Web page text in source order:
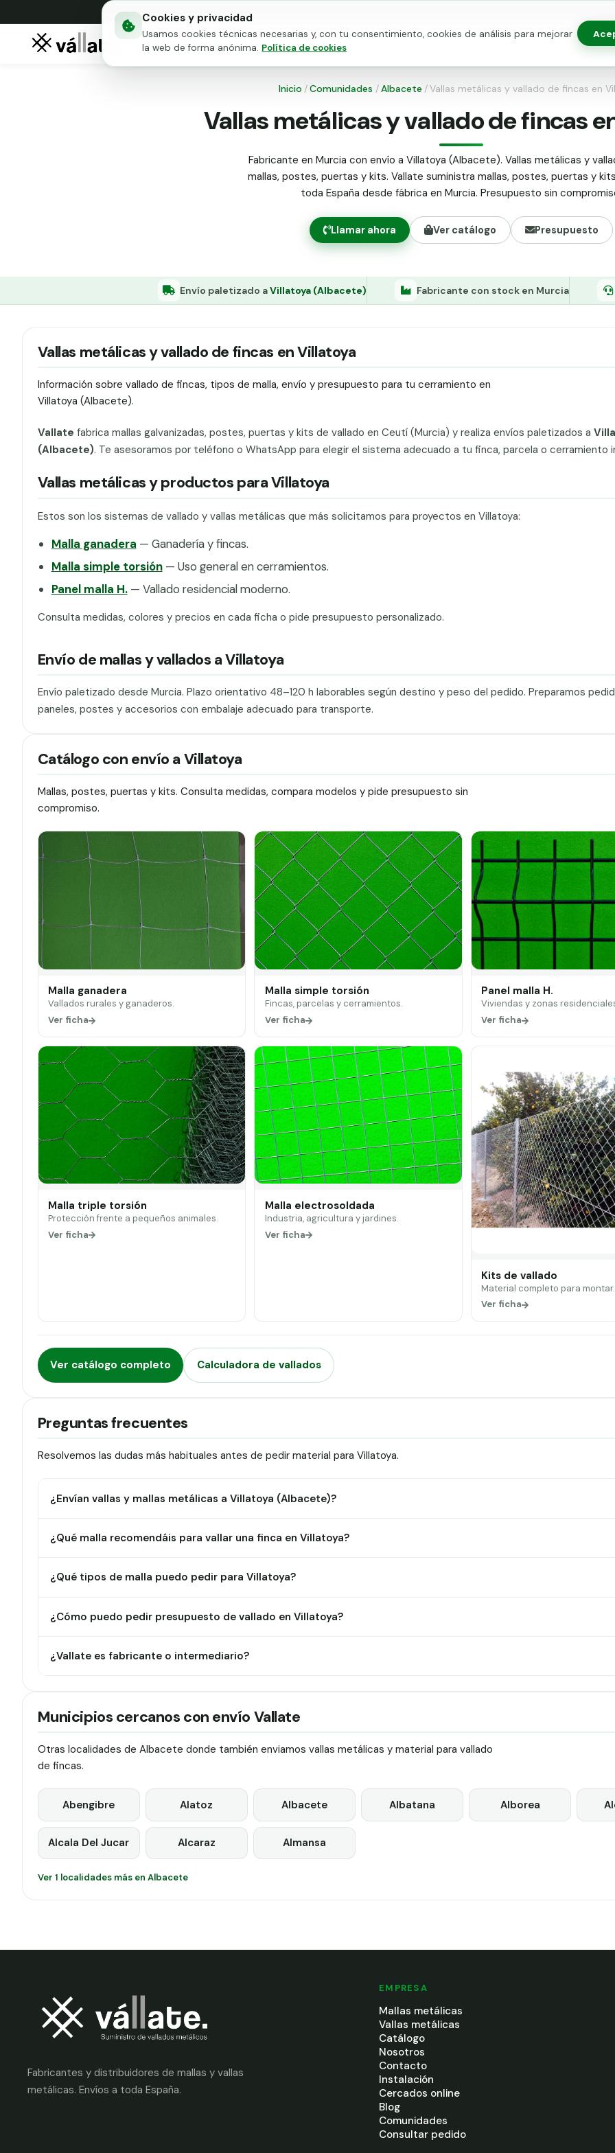
Cookies y privacidad
Usamos cookies técnicas necesarias y, con tu consentimiento, cookies de análisis para mejorar
la web de forma anónima. Política de cookies
Mallas metálicas
Puertas para vallado
Inicio /Comunidades /Albacete /Vallas metálicas y vallado de fincas en
Vallas metálicas y vallado de fincas
Fabricante en Murcia con envío a Villatoya (Albacete). Vallas metálicas y
mallas, postes, puertas y kits. Vallate suministra mallas, postes, puertas y
toda España desde fábrica en Murcia. Presupuesto sin
Llamar ahora Ver catálogo Presupuesto
Envío paletizado aVillatoya (Albacete) Fabricante con stock en Murcia
Vallas metálicas y vallado de fincas en Villatoya
Información sobre vallado de fincas, tipos de malla, envío y presupuesto para tu cerramiento en
Villatoya (Albacete).
Vallate fabrica mallas galvanizadas, postes, puertas y kits de vallado en Ceutí (Murcia) y realiza envíos paletizados a
(Albacete). Te asesoramos por teléfono o WhatsApp para elegir el sistema adecuado a tu finca, parcela o cerramiento
Vallas metálicas y productos para Villatoya
Estos son los sistemas de vallado y vallas metálicas que más solicitamos para proyectos en Villatoya:
Malla ganadera — Ganadería y fincas.
Malla simple torsión— Uso general en cerramientos.
Panel malla H.— Vallado residencial moderno.
Consulta medidas, colores y precios en cada ficha o pide presupuesto personalizado.
Envío de mallas y vallados a Villatoya
Envío paletizado desde Murcia. Plazo orientativo 48–120 h laborables según destino y peso del pedido. Preparamos
paneles, postes y accesorios con embalaje adecuado para transporte.
Catálogo con envío a Villatoya
Mallas, postes, puertas y kits. Consulta medidas, compara modelos y pide presupuesto sin
compromiso.
Malla ganadera
Vallados rurales y ganaderos.
Ver ficha
Malla simple torsión
Fincas, parcelas y cerramientos.
Ver ficha
Panel malla H.
Viviendas y zonas
Ver ficha
Malla triple torsión
Protección frente a pequeños animales.
Ver ficha
Malla electrosoldada
Industria, agricultura y jardines.
Ver ficha
Kits de vallado
Material completo para montar.
Ver ficha
Ver catálogo completo Calculadora de vallados
Preguntas frecuentes
Resolvemos las dudas más habituales antes de pedir material para Villatoya.
¿Envían vallas y mallas metálicas a Villatoya (Albacete)?
¿Qué malla recomendáis para vallar una finca en Villatoya?
¿Qué tipos de malla puedo pedir para Villatoya?
¿Cómo puedo pedir presupuesto de vallado en Villatoya?
¿Vallate es fabricante o intermediario?
Municipios cercanos con envío Vallate
Otras localidades de Albacete donde también enviamos vallas metálicas y material para vallado
de fincas.
Abengibre Alatoz Albacete Albatana Alborea
Alcala Del Jucar Alcaraz Almansa
Ver 1 localidades más en Albacete
Fabricantes y distribuidores de mallas y vallas
metálicas. Envíos a toda España.
EMPRESA
Mallas metálicas
Vallas metálicas
Catálogo
Nosotros
Contacto
Instalación
Cercados online
Blog
Comunidades
Consultar pedido